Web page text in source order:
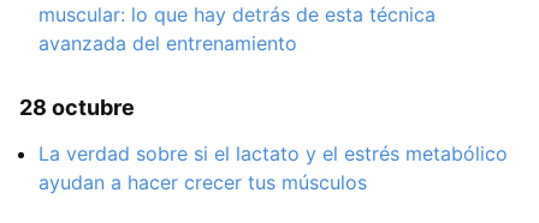
muscular: lo que hay detrás de esta técnica
avanzada del entrenamiento
28 octubre
La verdad sobre si el lactato y el estrés metabólico
ayudan a hacer crecer tus músculos